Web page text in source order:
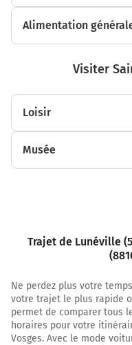
2,2 km
2,3 km
Tourner à
Saint-Dié-
Strasbourg
Lunéville-
Baccarat
2,3 km
Alimentation
Visiter
Loisir
Musée
Trajet de Lunéville
Ne perdez plus votre
votre trajet le plus rapide
permet de comparer tous
horaires pour votre
Vosges. Avec le mode